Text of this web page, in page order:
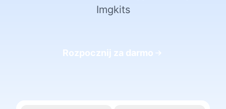
Imgkits
Rozpocznij za darmo